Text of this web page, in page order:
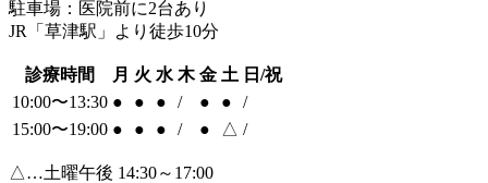
駐車場：医院前に2台あり
JR「草津駅」より徒歩10分
診療時間 月 火 水 木 金 土 日/祝
10:00〜13:30 ● ● ● / ● ●
/
15:00〜19:00 ● ● ● / ● △ /
△…土曜午後 14:30～17:00